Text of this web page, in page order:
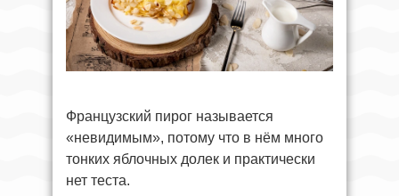
Французский пирог называется
«невидимым», потому что в нём много
тонких яблочных долек и практически
нет теста.